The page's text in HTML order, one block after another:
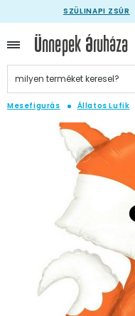
SZÜLINAPI ZSÚR
Mesefigurás Állatos Lufik